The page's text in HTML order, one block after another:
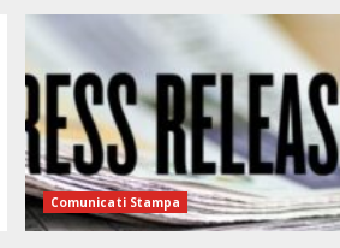
Comunicati Stampa